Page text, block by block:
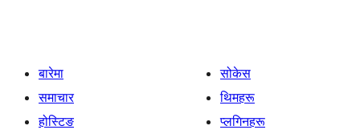
बारेमा
समाचार
होस्टिङ
सोकेस
थिमहरू
प्लगिनहरू